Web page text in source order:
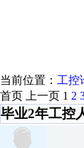
当前位置： 工控
首页 上一页 1 2
毕业2年工控